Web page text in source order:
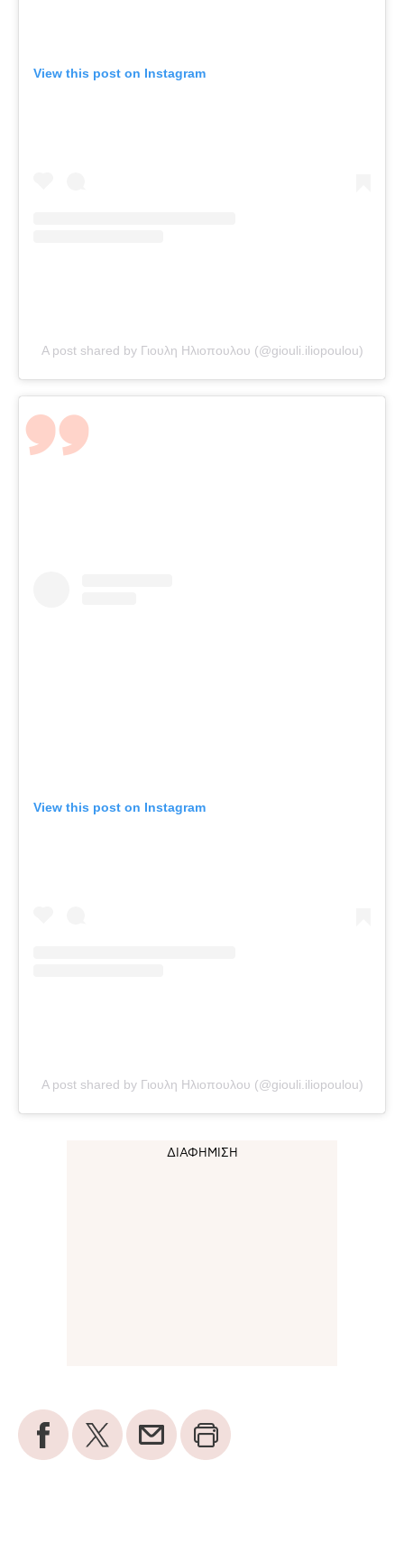
View this post on Instagram
A post shared by Γιουλη Ηλιοπουλου (@giouli.iliopoulou)
View this post on Instagram
A post shared by Γιουλη Ηλιοπουλου (@giouli.iliopoulou)